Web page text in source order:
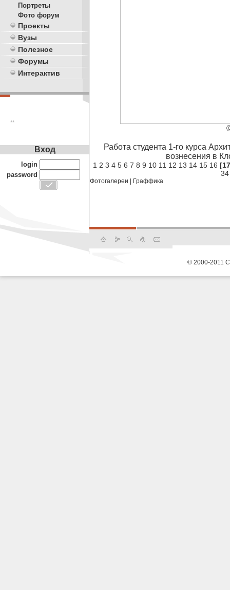
Портреты
Фото форум
Проекты
Вузы
Полезное
Форумы
Интерактив
**
Работа студента 1-го курса
вознесения в
1 2 3 4 5 6 7 8 9 10 11 12 13 14 15 16
34
Фотогалереи Граффика
Вход
login
password
© 2000-2011